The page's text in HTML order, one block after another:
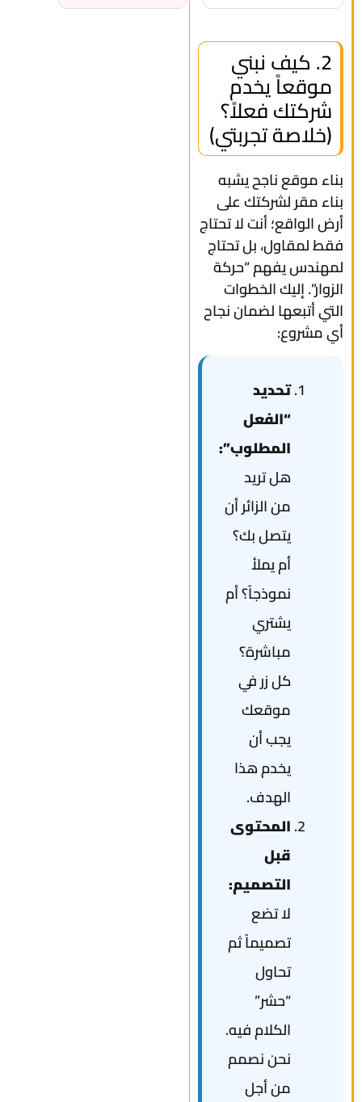
2. كيف نبني
موقعاً يخدم
شركتك فعلاً؟
(خلاصة تجربتي)
بناء موقع ناجح يشبه
بناء مقر لشركتك على
أرض الواقع؛ أنت لا تحتاج
فقط لمقاول، بل تحتاج
لمهندس يفهم “حركة
الزوار”. إليك الخطوات
التي أتبعها لضمان نجاح
أي مشروع:
تحديد
“الفعل
المطلوب”:
هل تريد
من الزائر أن
يتصل بك؟
أم يملأ
نموذجاً؟ أم
يشتري
مباشرة؟
كل زر في
موقعك
يجب أن
يخدم هذا
الهدف.
المحتوى
قبل
التصميم:
لا تضع
تصميماً ثم
تحاول
“حشر”
الكلام فيه.
نحن نصمم
من أجل